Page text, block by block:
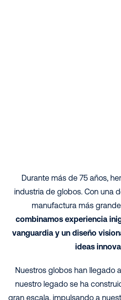
Durante más de 75 años,
industria de globos. Con una
manufactura más
combinamos experiencia
vanguardia y un diseño
ideas
Nuestros globos han llegado
nuestro legado se ha
gran escala, impulsando a